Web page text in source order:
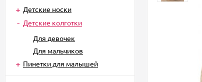
Детские носки
Детские колготки
Для девочек
Для мальчиков
Пинетки для малышей